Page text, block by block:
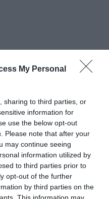
My Personal
sharing to third parties, or
information for
use the below opt-out
Please note that after your
may continue seeing
information utilized by
to third parties prior to
opt-out of the further
by third parties on the
This information may